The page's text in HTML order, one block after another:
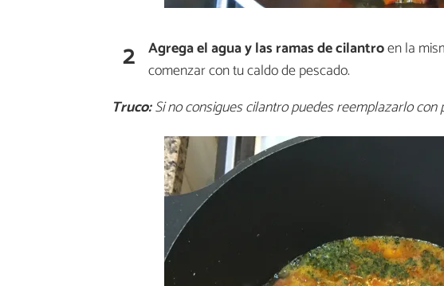
2 Agrega el agua y las ramas de cilantroen la
comenzar con tu caldo de pescado.
Truco:Si no consigues cilantro puedes reemplazarlo